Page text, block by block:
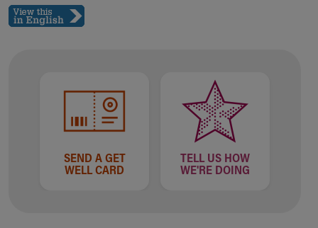
SEND A GET
WELL CARD
TELL US HOW
WE'RE DOING